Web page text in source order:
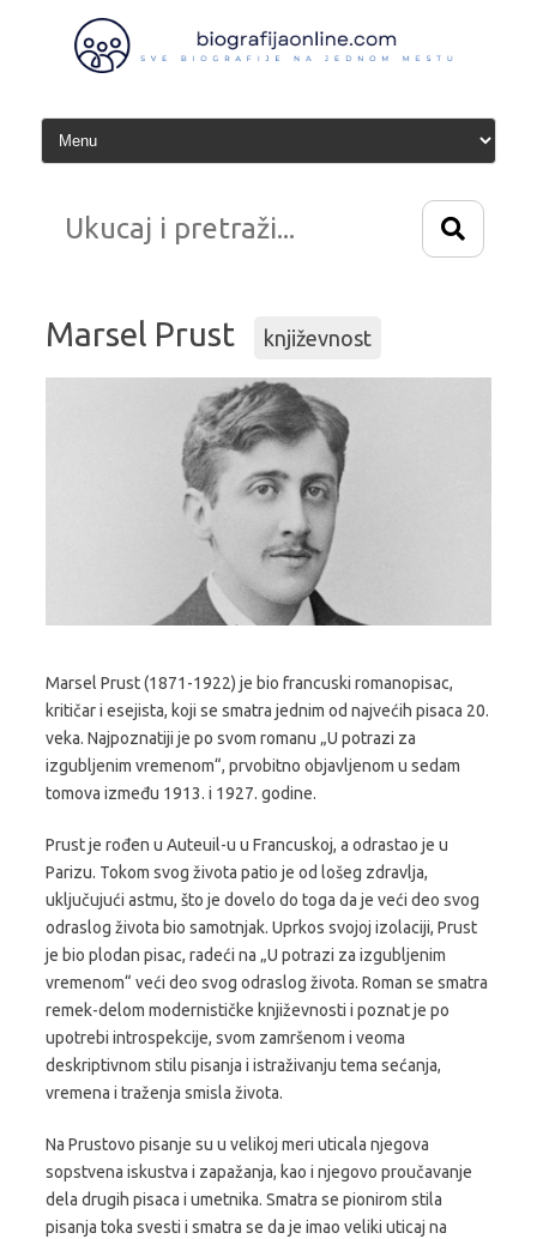
sadržaj
Marsel Prust književnost
Marsel Prust (1871-1922) je bio francuski romanopisac,
kritičar i esejista, koji se smatra jednim od najvećih pisaca 20.
veka. Najpoznatiji je po svom romanu „U potrazi za
izgubljenim vremenom“, prvobitno objavljenom u sedam
tomova između 1913. i 1927. godine.
Prust je rođen u Auteuil-u u Francuskoj, a odrastao je u
Parizu. Tokom svog života patio je od lošeg zdravlja,
uključujući astmu, što je dovelo do toga da je veći deo svog
odraslog života bio samotnjak. Uprkos svojoj izolaciji, Prust
je bio plodan pisac, radeći na „U potrazi za izgubljenim
vremenom“ veći deo svog odraslog života. Roman se smatra
remek-delom modernističke književnosti i poznat je po
upotrebi introspekcije, svom zamršenom i veoma
deskriptivnom stilu pisanja i istraživanju tema sećanja,
vremena i traženja smisla života.
Na Prustovo pisanje su u velikoj meri uticala njegova
sopstvena iskustva i zapažanja, kao i njegovo proučavanje
dela drugih pisaca i umetnika. Smatra se pionirom stila
pisanja toka svesti i smatra se da je imao veliki uticaj na